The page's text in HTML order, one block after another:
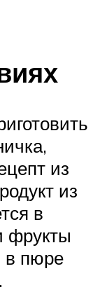
из
из
в
фрукты
в пюре